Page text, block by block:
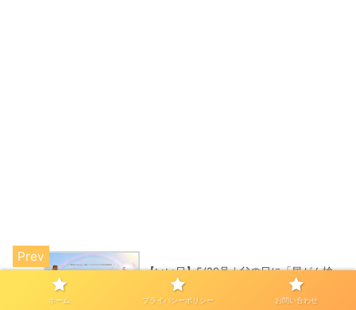
【いい日】5/29号｜父の日に「尿がん検
査くん」ほかローソン新作、MLBドジャ
ース速報など今日の話題まとめ
ホーム プライバシーポリシー お問い合わせ